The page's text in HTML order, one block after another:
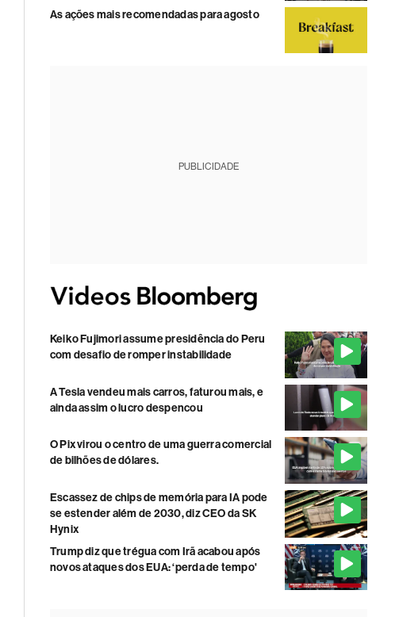
As ações mais recomendadas para agosto
PUBLICIDADE
Keiko Fujimori assume presidência do Peru
com desafio de romper instabilidade
A Tesla vendeu mais carros, faturou mais, e
ainda assim o lucro despencou
O Pix virou o centro de uma guerra comercial
de bilhões de dólares.
Escassez de chips de memória para IA pode
se estender além de 2030, diz CEO da SK
Hynix
Trump diz que trégua com Irã acabou após
novos ataques dos EUA: ‘perda de tempo'